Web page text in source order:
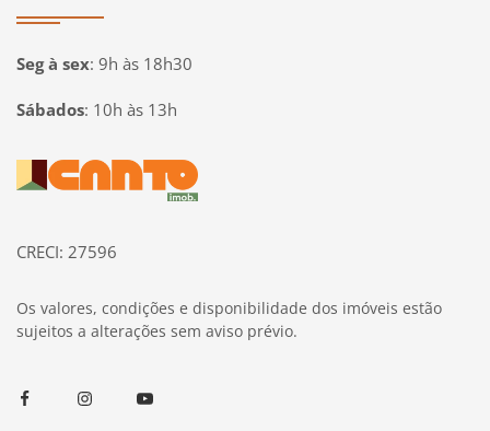
Seg à sex: 9h às 18h30
Sábados: 10h às 13h
Página inicial
CRECI: 27596
Os valores, condições e disponibilidade dos imóveis estão
sujeitos a alterações sem aviso prévio.
FacebookInstagramYoutube